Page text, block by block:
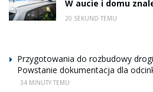
W aucie i domu
20 SEKUND TEMU
Przygotowania do rozbudowy
Powstanie dokumentacja dla
34 MINUTY TEMU